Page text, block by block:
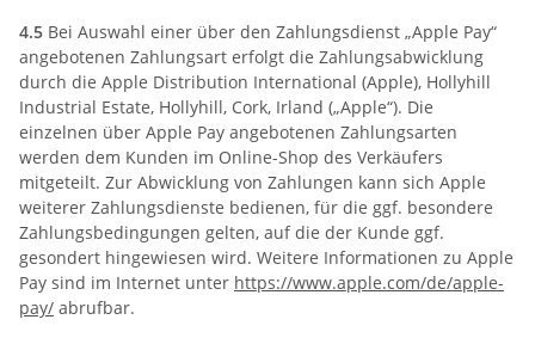
4.5 Bei Auswahl einer über den Zahlungsdienst „Apple Pay“
angebotenen Zahlungsart erfolgt die Zahlungsabwicklung
durch die Apple Distribution International (Apple), Hollyhill
Industrial Estate, Hollyhill, Cork, Irland („Apple“). Die
einzelnen über Apple Pay angebotenen Zahlungsarten
werden dem Kunden im Online-Shop des Verkäufers
mitgeteilt. Zur Abwicklung von Zahlungen kann sich Apple
weiterer Zahlungsdienste bedienen, für die ggf. besondere
Zahlungsbedingungen gelten, auf die der Kunde ggf.
gesondert hingewiesen wird. Weitere Informationen zu Apple
Pay sind im Internet unter https://www.apple.com/de/apple-
pay/ abrufbar.